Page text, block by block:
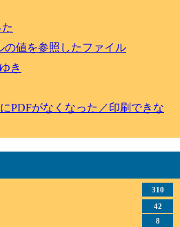
の値を参照したファイル
き
PDFがなくなった／印刷できな
310
42
8